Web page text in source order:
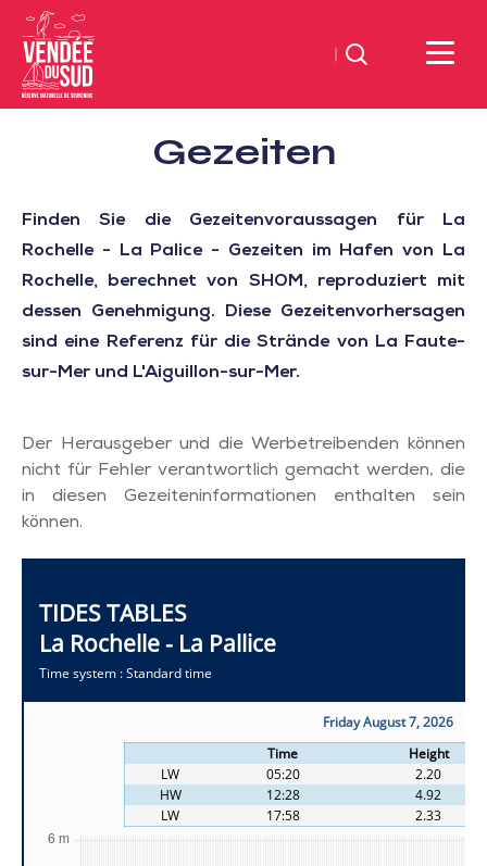
Sud
Suchen
Gezeiten
Finden Sie die Gezeitenvoraussagen für La
Rochelle - La Palice - Gezeiten im Hafen von La
Rochelle, berechnet von SHOM, reproduziert mit
dessen Genehmigung. Diese Gezeitenvorhersagen
sind eine Referenz für die Strände von La Faute-
sur-Mer und L'Aiguillon-sur-Mer.
Der Herausgeber und die Werbetreibenden können
nicht für Fehler verantwortlich gemacht werden, die
in diesen Gezeiteninformationen enthalten sein
können.